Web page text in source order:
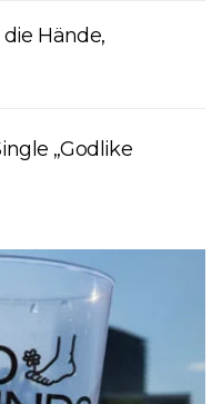
die Hände,
„Godlike